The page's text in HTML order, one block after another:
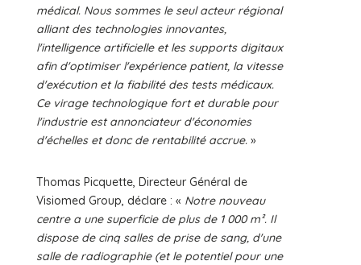
médical. Nous sommes le seul acteur régional
alliant des technologies innovantes,
l'intelligence artificielle et les supports digitaux
afin d'optimiser l'expérience patient, la vitesse
d'exécution et la fiabilité des tests médicaux.
Ce virage technologique fort et durable pour
l'industrie est annonciateur d'économies
d'échelles et donc de rentabilité accrue.»
Thomas Picquette, Directeur Général de
Visiomed Group, déclare : « Notre nouveau
centre a une superficie de plus de 1 000 m². Il
dispose de cinq salles de prise de sang, d'une
salle de radiographie (et le potentiel pour une